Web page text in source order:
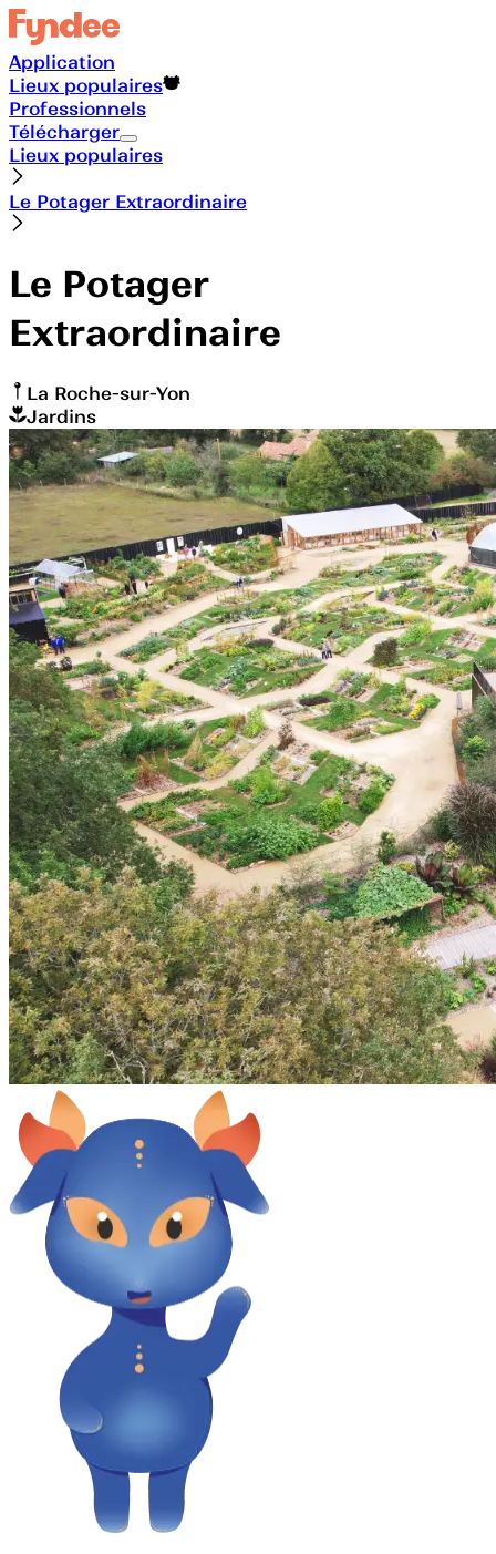
Application
Lieux populaires
Professionnels
Télécharger
Lieux populaires
Le Potager Extraordinaire
Le Potager
Extraordinaire
La Roche-sur-Yon
Jardins